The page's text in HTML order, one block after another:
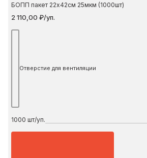
БОПП пакет 22х42см 25мкм (1000шт)
2 110,00 ₽/уп.
Отверстие для вентиляции
1000 шт/уп.